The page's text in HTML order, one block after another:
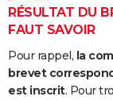
Dictionnaire
Biographies
Citations
Expressions
Proverbes
PROGRAMME TV
S'inscrire
Se connecter
Lycées
Collèges
Primaires
Universités
Entreprises
Service militaire
Avis de recherche
AVIS DE DÉCÈS
RÉSULTAT DU
FAUT SAVOIR
Pour rappel, la
brevet
est inscrit. Pour